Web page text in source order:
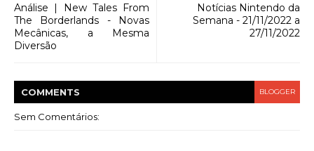
Notícias Nintendo da
Semana - 21/11/2022 a
27/11/2022
Análise | New Tales From
The Borderlands - Novas
Mecânicas, a Mesma
Diversão
COMMENTS BLOGGER
Sem Comentários: